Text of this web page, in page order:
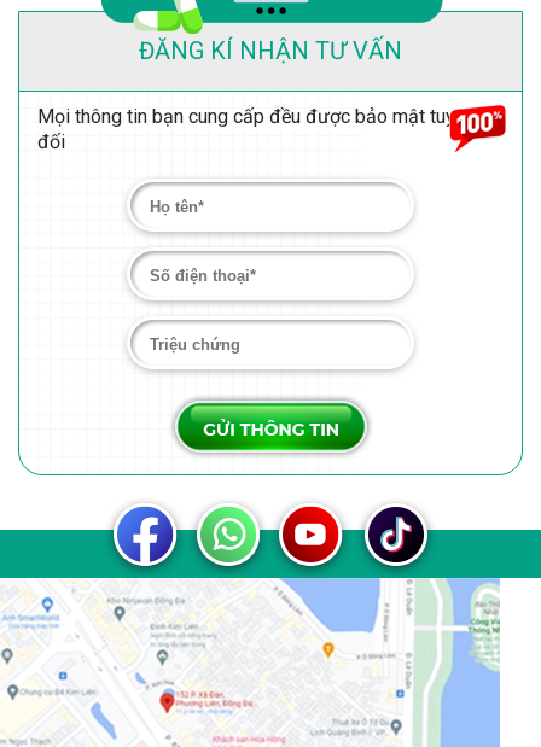
ĐĂNG KÍ NHẬN TƯ VẤN
Mọi thông tin bạn cung cấp đều được bảo mật tuyệt
đối